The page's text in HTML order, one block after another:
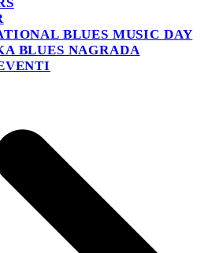
BLUES MUSIC DAY
BLUES NAGRADA